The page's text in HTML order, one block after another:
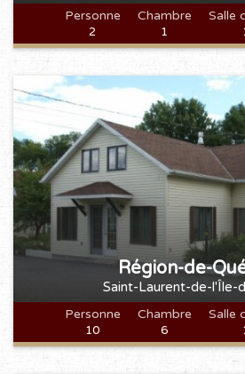
9 10 11
15
16 17 18
22
29
30
DÉCEMBRE
D L M M
6
7 8 9
15 16
21 22 23
28
Personne
2
Chambre
1
Salle
Région-de-
Saint-Laurent-de-l'Île-
Personne
10
Chambre
6
Salle